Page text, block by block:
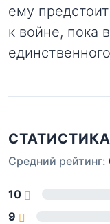
ему
к войне, пока
СТАТИСТИКА
Средний рейтинг:
10
9